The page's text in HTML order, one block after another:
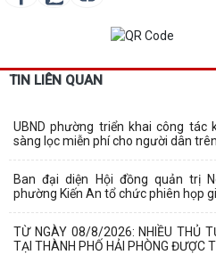
TIN LIÊN QUAN
UBND phường triển khai công tác
sàng lọc miễn phí cho người dân
Ban đại diện Hội đồng quản trị
phường Kiến An tổ chức phiên họp
TỪ NGÀY 08/8/2026: NHIỀU THỦ
TẠI THÀNH PHỐ HẢI PHÒNG ĐƯỢC